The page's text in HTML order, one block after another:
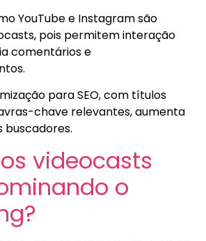
YouTube e Instagram são
pois permitem interação
comentários e
para SEO, com títulos
chave relevantes, aumenta
buscadores.
videocasts
o